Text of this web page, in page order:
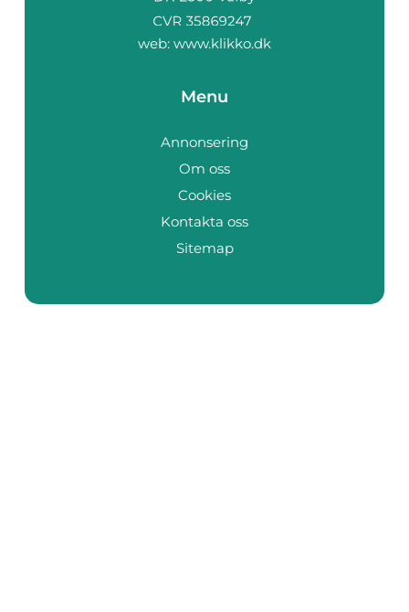
web: www.klikko.dk
Menu
Annonsering
Om oss
Cookies
Kontakta oss
Sitemap